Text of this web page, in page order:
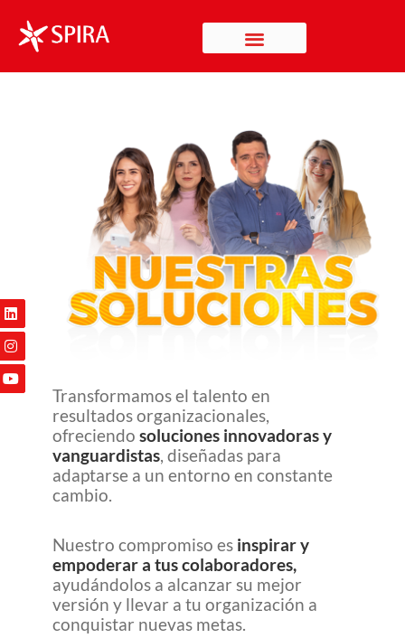
contenido
Linkedin
Instagram
Youtube
Linkedin
Instagram
Youtube
Transformamos el talento en
resultados organizacionales,
ofreciendo soluciones innovadoras y
vanguardistas, diseñadas para
adaptarse a un entorno en constante
cambio.
Nuestro compromiso es inspirar y
empoderar a tus colaboradores,
ayudándolos a alcanzar su mejor
versión y llevar a tu organización a
conquistar nuevas metas.